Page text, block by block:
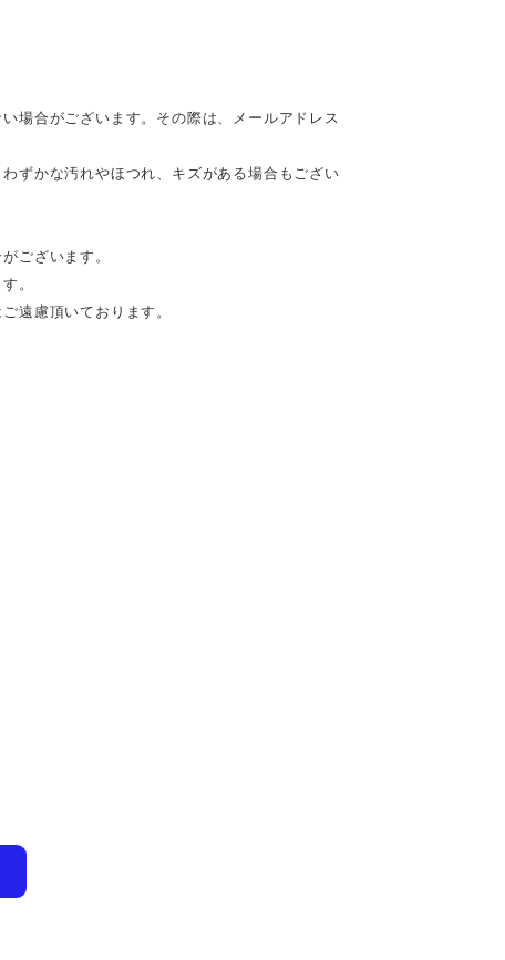
場合がございます。その際は、メールアドレス
ずかな汚れやほつれ、キズがある場合もござい
ございます。
。
遠慮頂いております。